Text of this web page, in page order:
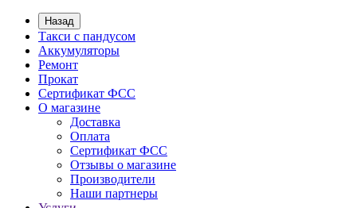
Назад
Такси с пандусом
Аккумуляторы
Ремонт
Прокат
Сертификат ФСС
О магазине
Доставка
Оплата
Сертификат ФСС
Отзывы о магазине
Производители
Наши партнеры